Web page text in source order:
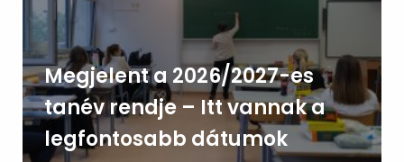
Megjelent a 2026/2027-es
tanév rendje – Itt vannak a
legfontosabb dátumok